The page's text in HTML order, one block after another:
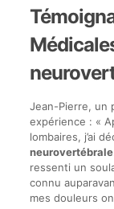
Jean-Pierre, un
expérience : «
lombaires, j’ai
neurovertébrale
ressenti un
connu
mes douleurs